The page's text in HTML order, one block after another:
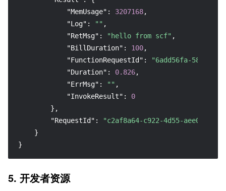
"MemUsage" : 3207168,
"Log" : "" ,
"RetMsg" : "hello from scf" ,
"BillDuration" : 100,
"FunctionRequestId" :
"6add56fa-58f1-
"Duration" : 0.826,
"ErrMsg" : "" ,
"InvokeResult" :
0
} ,
"RequestId" :
"c2af8a64-c922-4d55-aee0-
}
}
5. 开发者资源